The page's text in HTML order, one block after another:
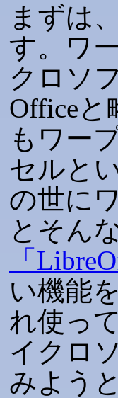
まずは
す。ワ
クロソ
Office
もワー
セルと
の世に
とそん
「
い機能
れ使っ
イクロ
みよう